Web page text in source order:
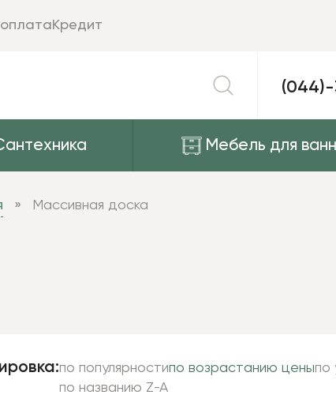
Мебель для
Кредит
Массивная доска
по популярностипо возрастанию ценыпо
по названию Z-A